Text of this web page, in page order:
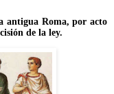
antigua Roma, por acto
de la ley.